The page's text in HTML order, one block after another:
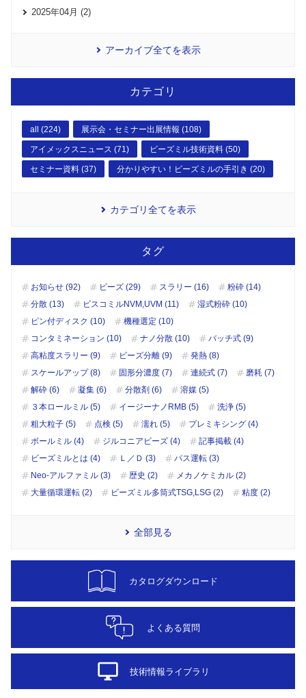
2025年04月 (2)
アーカイブ全てを表示
カテゴリ
all (224) 展示会・セミナー出展情報 (108)
アイメックスニュース (71) ビーズミル技術資料 (50)
セミナー資料 (37) 分かりやすい！ビーズミルの手引き (20)
カテゴリ全てを表示
タグ
お知らせ (92) ビーズ (29) スラリー (16)
粉砕 (14)
分散 (13)
ビスコミルNVM,UVM (11)
湿式粉砕 (10)
ピン付ディスク (10)
機種選定 (10)
コンタミネーション (10)
ナノ分散 (10)
バッチ式 (9)
高粘度スラリー (9)
ビーズ分離 (9)
発熱 (8)
スケールアップ (8)
固形分濃度 (7) 連続式 (7)
磨耗 (7)
解砕 (6)
凝集 (6) 分散剤 (6)
溶媒 (5)
３本ロールミル (5)
イージーナノRMB (5)
洗浄 (5)
粗大粒子 (5)
点検 (5) 濡れ (5)
プレミキシング (4)
ボールミル (4)
ジルコニアビーズ (4)
記事掲載 (4)
ビーズミルとは (4)
Ｌ／Ｄ (3)
パス運転 (3)
Neo-アルファミル (3)
歴史 (2)
メカノケミカル (2)
大量循環運転 (2)
ビーズミル多筒式TSG,LSG (2) 粘度 (2)
全部見る
カタログダウンロード
よくある質問
desktop_windows 技術情報ライブラリ